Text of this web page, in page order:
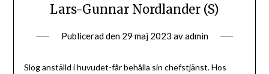
Lars-Gunnar Nordlander (S)
Publicerad den 29 maj 2023 avadmin
Slog anställd i huvudet-får behålla sin chefstjänst. Hos